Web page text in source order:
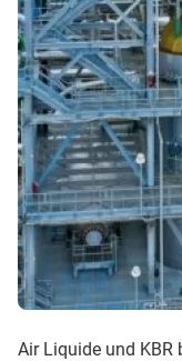
Air Liquide und KBR